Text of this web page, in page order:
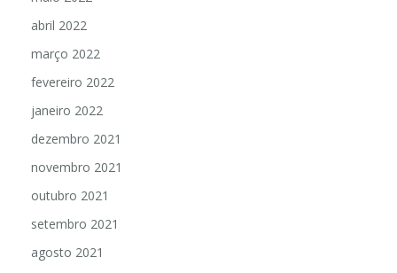
abril 2022
março 2022
fevereiro 2022
janeiro 2022
dezembro 2021
novembro 2021
outubro 2021
setembro 2021
agosto 2021